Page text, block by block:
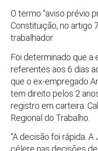
O termo “aviso prévio
Constituição, no artigo
trabalhador.
Foi determinado que a
referentes aos 6 dias
que o ex-empregado
tem direito pelos 2
registro em carteira.
Regional do Trabalho.
“A decisão foi rápida.
célere nas decisões